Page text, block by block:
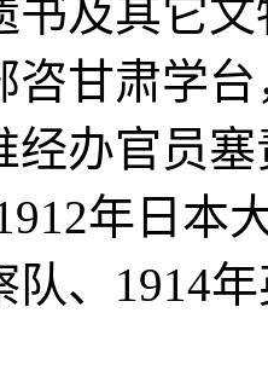
书及其它
咨甘肃学
经办官员
年日本
队、1914